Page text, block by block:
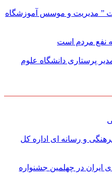
” مدیریت و موسس آموزشگاه
به نفع مردم است
پرستاری دانشگاه علوم
و رسانه ای اداره کل
ایران در چهلمین جشنواره